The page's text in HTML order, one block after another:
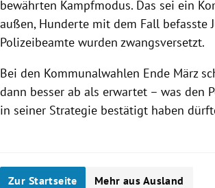
bewährten Kampfmodus. Das sei ein
außen, Hunderte mit dem Fall befasste
Polizeibeamte wurden zwangsversetzt.
Bei den Kommunalwahlen Ende März
dann besser ab als erwartet – was den
in seiner Strategie bestätigt haben
Zur Startseite Mehr aus Ausland